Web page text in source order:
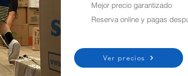
Mejor precio garantizado
Reserva online y pagas
Ver precios